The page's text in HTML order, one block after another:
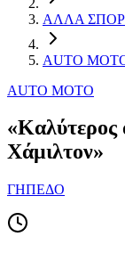
ΑΛΛΑ ΣΠΟΡ
AUTO
AUTO MOTO
«Καλύτερος
Χάμιλτον»
ΓΗΠΕΔΟ